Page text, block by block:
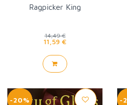
Ragpicker King
14,49 €
11,59 €
-20% -